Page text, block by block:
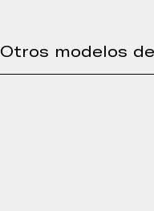
Otros modelos